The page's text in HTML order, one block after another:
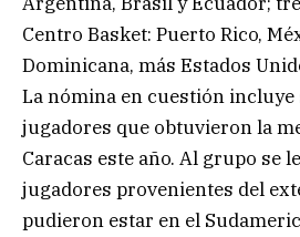
Centro Basket: Puerto Rico,
Dominicana, más Estados
La nómina en cuestión incluye
jugadores que obtuvieron la
Caracas este año. Al grupo se
jugadores provenientes del
pudieron estar en el